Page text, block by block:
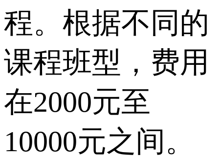
程。根据不同的
课程班型，费用
在2000元至
10000元之间。